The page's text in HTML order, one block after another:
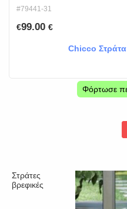
#79441-31
€99.00 €
Chicco
Φόρτωσε
Στράτες
βρεφικές